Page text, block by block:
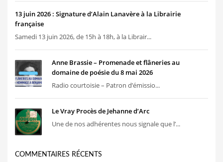
13 juin 2026 : Signature d’Alain Lanavère à la Librairie
française
Samedi 13 juin 2026, de 15h à 18h, à la Librair...
Anne Brassie – Promenade et flâneries au
domaine de poésie du 8 mai 2026
Radio courtoisie – Patron d’émissio...
Le Vray Procès de Jehanne d’Arc
Une de nos adhérentes nous signale que l’...
COMMENTAIRES RÉCENTS